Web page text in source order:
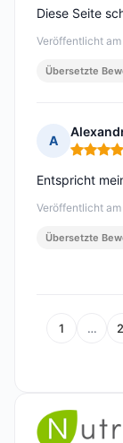
Veröffentlicht
Diese Seite
Übersetzte
A
Veröffentlicht
Entspricht
Übersetzte
1 …